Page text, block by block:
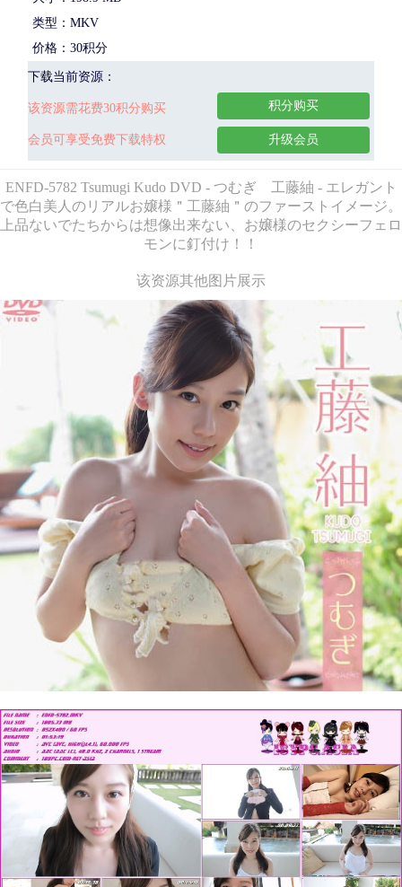
类型：MKV
价格：30积分
下载当前资源：
该资源需花费30积分购买
会员可享受免费下载特权
积分购买
升级会员
ENFD-5782 Tsumugi Kudo DVD - つむぎ 工藤紬 - エレガント
で色白美人のリアルお嬢様＂工藤紬＂のファーストイメージ。
上品ないでたちからは想像出来ない、お嬢様のセクシーフェロ
モンに釘付け！！
该资源其他图片展示